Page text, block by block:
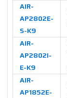
AIR-
AP2802E-
S-K9
AIR-
AP2802I-
E-K9
AIR-
AP1852E-